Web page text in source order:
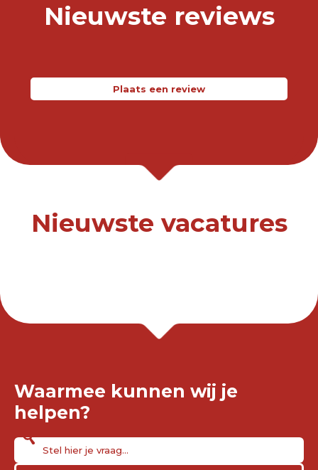
Nieuwste reviews
Plaats een review
Nieuwste vacatures
Waarmee kunnen wij je
helpen?